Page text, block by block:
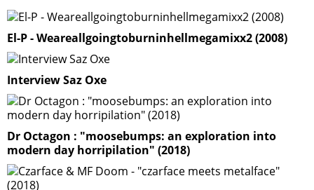
El-P - Weareallgoingtoburninhellmegamixx2 (2008)
Interview Saz Oxe
Dr Octagon : "moosebumps: an exploration into
modern day horripilation" (2018)